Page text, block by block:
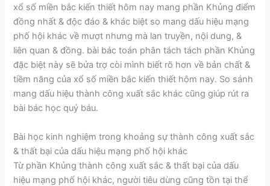
xổ số miền bắc kiến thiết hôm nay mang phần Khủng điểm
đồng nhất & độc đáo & khác biệt so mang dấu hiệu mạng
phố hội khác về mượt nhưng mà lan truyền, nội dung, &
liên quan & đồng. bài bác toán phân tách tách phần Khủng
đặc biệt này sẽ bửa trợ còi mình biết rõ hơn về bản chất &
tiềm năng của xổ số miền bắc kiến thiết hôm nay. So sánh
mang dấu hiệu thành công xuất sắc khác cũng giúp rút ra
bài bác học quý báu.
Bài học kinh nghiệm trong khoảng sự thành công xuất sắc
& thất bại của dấu hiệu mạng phố hội khác
Từ phần Khủng thành công xuất sắc & thất bại của dấu
hiệu mạng phố hội khác, người tiêu dùng cũng tồn tại thể